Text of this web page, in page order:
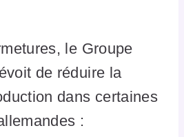
le Groupe
de réduire la
dans certaines
: